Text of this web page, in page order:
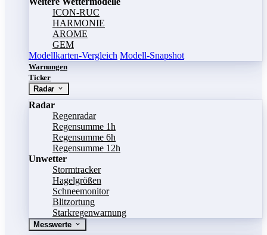
ICON-RUC
HARMONIE
AROME
GEM
Modellkarten-Vergleich Modell-Snapshot
Warnungen
Ticker
Radar
Radar
Regenradar
Regensumme 1h
Regensumme 6h
Regensumme 12h
Unwetter
Stormtracker
Hagelgrößen
Schneemonitor
Blitzortung
Starkregenwarnung
Messwerte